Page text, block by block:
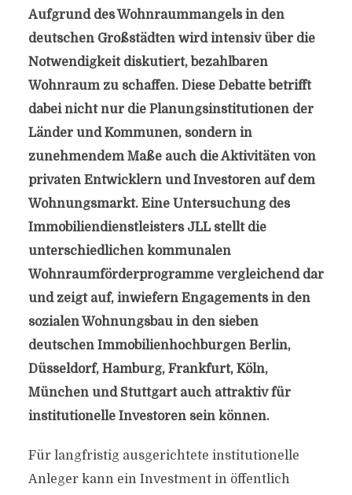
Aufgrund des Wohnraummangels in den
deutschen Großstädten wird intensiv über die
Notwendigkeit diskutiert, bezahlbaren
Wohnraum zu schaffen. Diese Debatte betrifft
dabei nicht nur die Planungsinstitutionen der
Länder und Kommunen, sondern in
zunehmendem Maße auch die Aktivitäten von
privaten Entwicklern und Investoren auf dem
Wohnungsmarkt. Eine Untersuchung des
Immobiliendienstleisters JLL stellt die
unterschiedlichen kommunalen
Wohnraumförderprogramme vergleichend dar
und zeigt auf, inwiefern Engagements in den
sozialen Wohnungsbau in den sieben
deutschen Immobilienhochburgen Berlin,
Düsseldorf, Hamburg, Frankfurt, Köln,
München und Stuttgart auch attraktiv für
institutionelle Investoren sein können.
Für langfristig ausgerichtete institutionelle
Anleger kann ein Investment in öffentlich